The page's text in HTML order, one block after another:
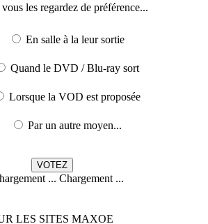
les regardez de préférence...
En salle à la leur sortie
Quand le DVD / Blu-ray sort
Lorsque la VOD est proposée
Par un autre moyen...
Chargement ...
LES SITES MAXOE